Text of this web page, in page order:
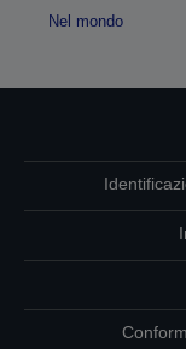
Nel mondo